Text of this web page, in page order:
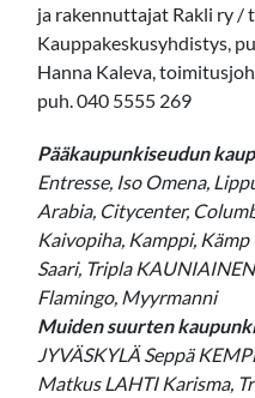
ja rakennuttajat Rakli ry /
Kauppakeskusyhdistys,
Hanna Kaleva,
puh. 040 5555 269
Pääkaupunkiseudun
Entresse, Iso Omena,
Arabia, Citycenter,
Kaivopiha, Kamppi,
Saari, Tripla
Flamingo, Myyrmanni
Muiden suurten
JYVÄSKYLÄ Seppä
Matkus LAHTI Karisma,